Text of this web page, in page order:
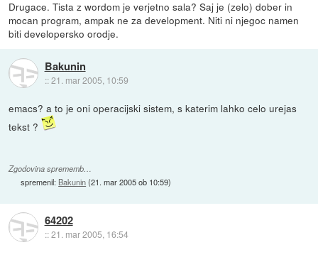
Drugace. Tista z wordom je verjetno sala? Saj je (zelo) dober in
mocan program, ampak ne za development. Niti ni njegoc namen
biti developersko orodje.
Bakunin
::21. mar 2005, 10:59
emacs? a to je oni operacijski sistem, s katerim lahko celo urejas
tekst ?
Zgodovina sprememb…
spremenil: Bakunin(21. mar 2005 ob 10:59)
64202
::21. mar 2005, 16:54